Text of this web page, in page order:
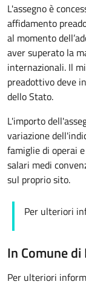
L'assegno è
affidamento
al momento
aver superato la
internazionali. Il
preadottivo deve
dello Stato.
L'importo
variazione
famiglie di operai
salari medi
sul proprio sito.
Per ulteriori
In Comune
Per ulteriori